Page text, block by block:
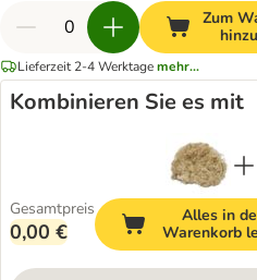
Zum
Lieferzeit 2-4 Werktagemehr...
Kombinieren Sie es mit
Gesamtpreis
0,00 €
Alles in
Warenkorb